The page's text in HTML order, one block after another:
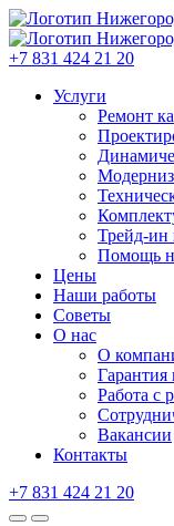
+7 831 424 21 20
Услуги
Ремонт
Трейд-ин
Помощь
Цены
Наши работы
Советы
О нас
О
Гарантия
Работа с
Вакансии
Контакты
+7 831 424 21 20